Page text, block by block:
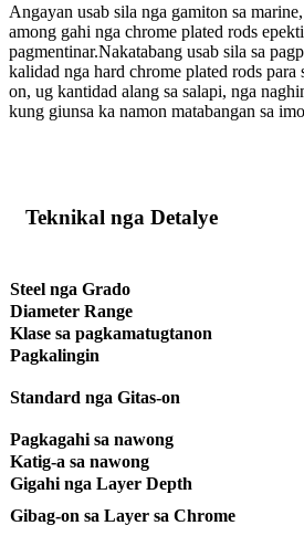
Angayan usab sila nga gamiton sa
among gahi nga chrome plated rods
pagmentinar.Nakatabang usab sila sa
kalidad nga hard chrome plated rods
on, ug kantidad alang sa salapi, nga
kung giunsa ka namon matabangan sa
Teknikal nga Detalye
Steel nga Grado
Diameter Range
Klase sa pagkamatugtanon
Pagkalingin
Standard nga Gitas-on
Pagkagahi sa nawong
Katig-a sa nawong
Gigahi nga Layer Depth
Gibag-on sa Layer sa Chrome